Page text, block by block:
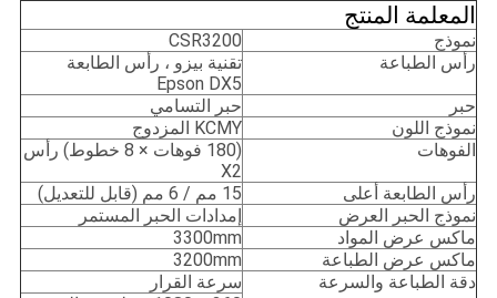
المعلمة المنتج
نموذج
CSR3200
رأس الطباعة
تقنية بيزو ، رأس الطابعة
Epson DX5
حبر
حبر التسامي
نموذج اللون
KCMY المزدوج
الفوهات
(180 فوهات × 8 خطوط) رأس
X2
رأس الطابعة أعلى
15 مم / 6 مم (قابل للتعديل)
نموذج الحبر العرض
إمدادات الحبر المستمر
ماكس عرض المواد
3300mm
ماكس عرض الطباعة
3200mm
دقة الطباعة والسرعة
سرعة القرار